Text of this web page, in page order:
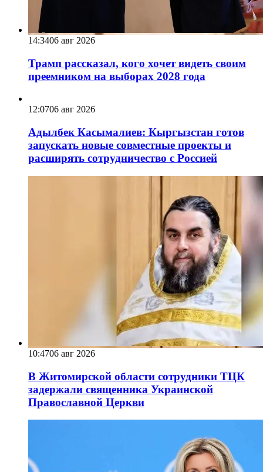
14:3406 авг 2026
Трамп рассказал, кого хочет видеть своим
преемником на выборах 2028 года
12:0706 авг 2026
Адылбек Касымалиев: Кыргызстан готов
запускать новые совместные проекты и
расширять сотрудничество с Россией
10:4706 авг 2026
В Житомирской области сотрудники ТЦК
задержали священника Украинской
Православной Церкви